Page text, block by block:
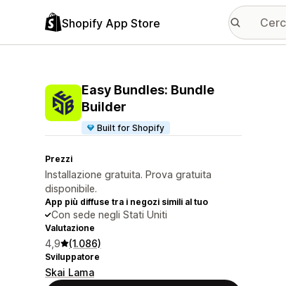
Shopify App Store
Easy Bundles: Bundle
Builder
Built for Shopify
Prezzi
Installazione gratuita. Prova gratuita
disponibile.
App più diffuse tra i negozi simili al tuo
Con sede negli Stati Uniti
Valutazione
4,9 (1.086)
Sviluppatore
Skai Lama